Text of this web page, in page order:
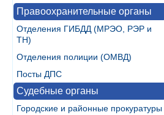
Правоохранительные органы
Отделения ГИБДД (МРЭО, РЭР и
ТН)
Отделения полиции (ОМВД)
Посты ДПС
Судебные органы
Городские и районные прокуратуры